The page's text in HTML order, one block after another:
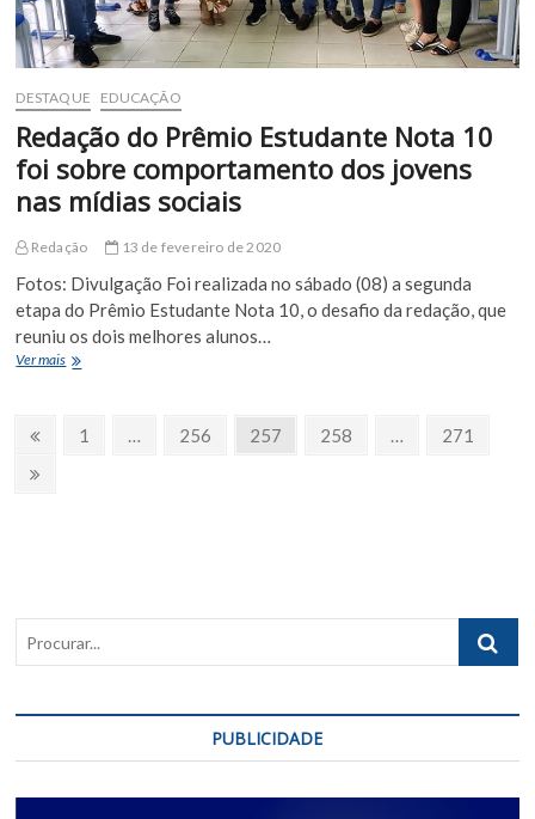
DESTAQUE EDUCAÇÃO
Redação do Prêmio Estudante Nota 10
foi sobre comportamento dos jovens
nas mídias sociais
Redação 13 de fevereiro de 2020
Fotos: Divulgação Foi realizada no sábado (08) a segunda
etapa do Prêmio Estudante Nota 10, o desafio da redação, que
reuniu os dois melhores alunos…
Ver maisRedação
Nota
mídias
sociais
Paginação
de
PáginaPage
1 … Page
256 Page
257 Page
258 … Page
271
PUBLICIDADE